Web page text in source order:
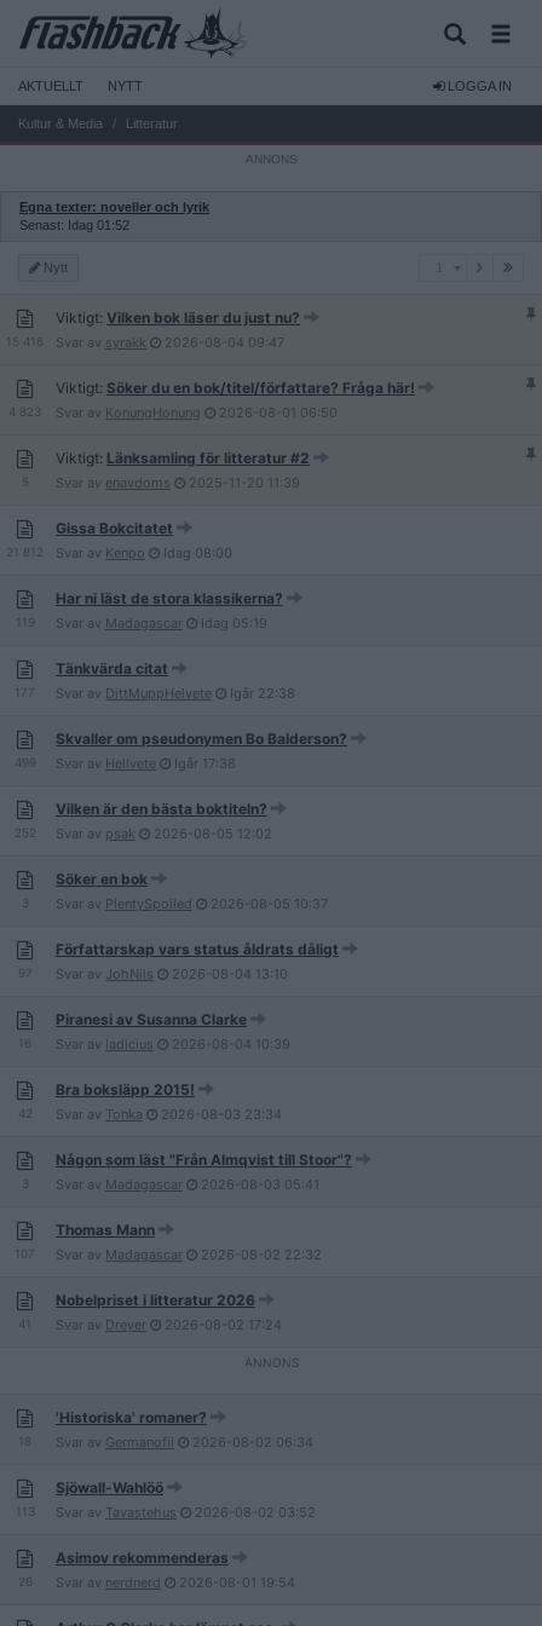
AKTUELLT NYTT LOGGA IN
Kultur & Media Litteratur
Egna texter: noveller och lyrik
Senast: Idag 01:52
Nytt
15 416
Viktigt: Vilken bok läser du just nu?
Svar av syrakk 2026-08-04 09:47
4 823
Viktigt: Söker du en bok/titel/författare? Fråga här!
Svar av KonungHonung 2026-08-01 06:50
5
Viktigt: Länksamling för litteratur #2
Svar av enavdoms 2025-11-20 11:39
21 812
Gissa Bokcitatet
Svar av Kenpo Idag 08:00
119
Har ni läst de stora klassikerna?
Svar av Madagascar Idag 05:19
177
Tänkvärda citat
Svar av DittMuppHelvete Igår 22:38
499
Skvaller om pseudonymen Bo Balderson?
Svar av Hellvete Igår 17:38
252
Vilken är den bästa boktiteln?
Svar av psak 2026-08-05 12:02
3
Söker en bok
Svar av PlentySpoiled 2026-08-05 10:37
97
Författarskap vars status åldrats dåligt
Svar av JohNils 2026-08-04 13:10
16
Piranesi av Susanna Clarke
Svar av ladicius 2026-08-04 10:39
42
Bra boksläpp 2015!
Svar av Tonka 2026-08-03 23:34
3
Någon som läst "Från Almqvist till Stoor"?
Svar av Madagascar 2026-08-03 05:41
107
Thomas Mann
Svar av Madagascar 2026-08-02 22:32
41
Nobelpriset i litteratur 2026
Svar av Dreyer 2026-08-02 17:24
18
'Historiska' romaner?
Svar av Germanofil 2026-08-02 06:34
113
Sjöwall-Wahlöö
Svar av Tavastehus 2026-08-02 03:52
26
Asimov rekommenderas
Svar av nerdnerd 2026-08-01 19:54